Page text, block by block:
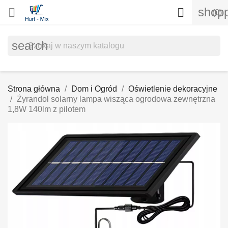
 (0)

search
Strona główna Dom i Ogród
Oświetlenie dekoracyjne
Żyrandol solarny lampa wisząca ogrodowa zewnętrzna
1,8W 140lm z pilotem